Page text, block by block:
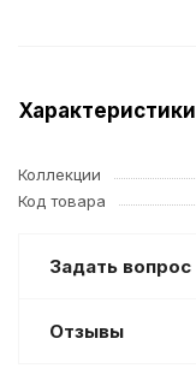
Характеристики
Коллекции
Код товара
Задать вопрос
Отзывы